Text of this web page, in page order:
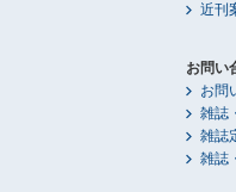
近刊
お問い
お問
雑誌
雑誌
雑誌